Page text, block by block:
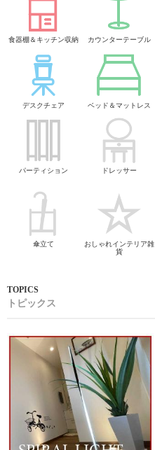
食器棚＆キッチン収納 カウンターテーブル
デスクチェア ベッド＆マットレス
パーティション ドレッサー
傘立て
おしゃれインテリア雑
貨
トピックス